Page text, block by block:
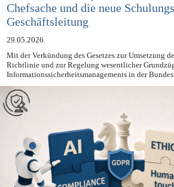
NIS2UmsuCG: Cybersicherheit
Chefsache und die neue
Geschäftsleitung
29.05.2026
Mit der Verkündung des Gesetzes zur Umsetzung
Richtlinie und zur Regelung wesentlicher
Informationssicherheitsmanagements in der